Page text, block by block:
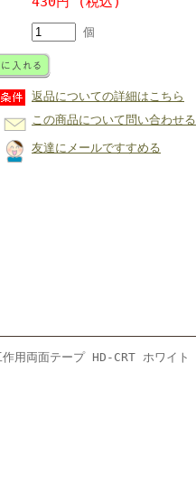
個
返品についての詳細はこちら
この商品について問い合わせる
友達にメールですすめる
用両面テープ HD-CRT ホワイト